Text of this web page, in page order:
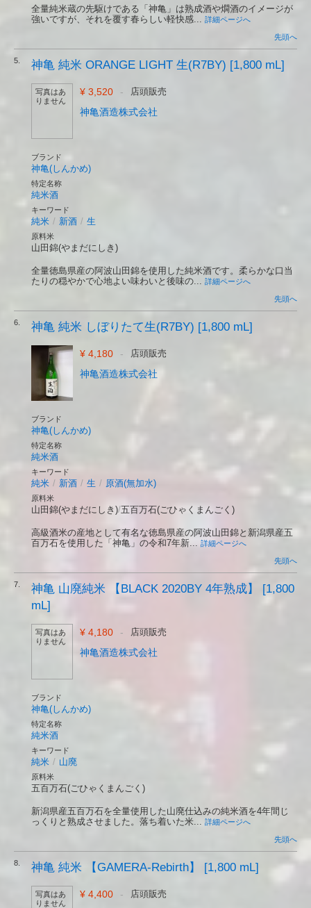
全量純米蔵の先駆けである「神亀」は熟成酒や燗酒のイメージが
強いですが、それを覆す春らしい軽快感... 詳細ページへ
先頭へ
5. 神亀 純米 ORANGE LIGHT 生(R7BY) [1,800 mL]
写真はあ
りません
¥ 3,520 - 店頭販売
神亀酒造株式会社
ブランド
神亀(しんかめ)
特定名称
純米酒
キーワード
純米 / 新酒 / 生
原料米
山田錦(やまだにしき)
全量徳島県産の阿波山田錦を使用した純米酒です。柔らかな口当
たりの穏やかで心地よい味わいと後味の... 詳細ページへ
先頭へ
6. 神亀 純米 しぼりたて生(R7BY) [1,800 mL]
¥ 4,180 - 店頭販売
神亀酒造株式会社
ブランド
神亀(しんかめ)
特定名称
純米酒
キーワード
純米 / 新酒 / 生 / 原酒(無加水)
原料米
山田錦(やまだにしき)/五百万石(ごひゃくまんごく)
高級酒米の産地として有名な徳島県産の阿波山田錦と新潟県産五
百万石を使用した「神亀」の令和7年新... 詳細ページへ
先頭へ
7.
神亀 山廃純米 【BLACK 2020BY 4年熟成】 [1,800
mL]
写真はあ
りません
¥ 4,180 - 店頭販売
神亀酒造株式会社
ブランド
神亀(しんかめ)
特定名称
純米酒
キーワード
純米 / 山廃
原料米
五百万石(ごひゃくまんごく)
新潟県産五百万石を全量使用した山廃仕込みの純米酒を4年間じ
っくりと熟成させました。落ち着いた米... 詳細ページへ
先頭へ
8. 神亀 純米 【GAMERA-Rebirth】 [1,800 mL]
写真はあ
りません
¥ 4,400 - 店頭販売